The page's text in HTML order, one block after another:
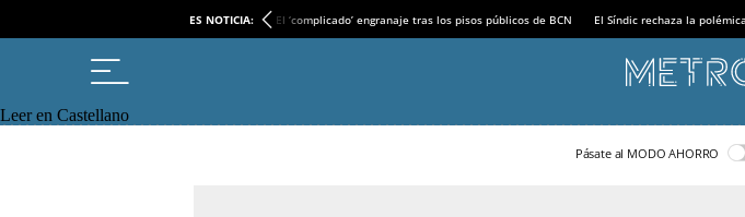
ES NOTICIA: El ‘complicado’ engranaje tras los pisos públicos de BCN El Síndic rechaza la
Leer en Castellano
Pásate al MODO AHORRO